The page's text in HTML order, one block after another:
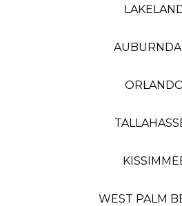
WEST PALM